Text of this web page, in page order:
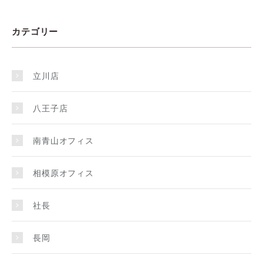
カテゴリー
立川店
八王子店
南青山オフィス
相模原オフィス
社長
長岡